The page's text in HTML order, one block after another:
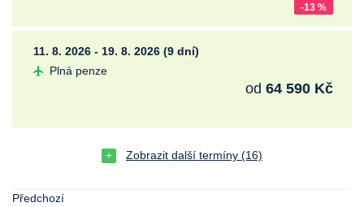
-13 %
11. 8. 2026 - 19. 8. 2026 (9 dní)
Plná penze
od 64 590 Kč
Zobrazit další termíny (16)
Předchozí